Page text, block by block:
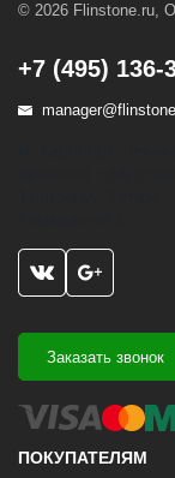
© 2026 Flinstone.ru,
+7 (495) 136-
Заказать звонок
ПОКУПАТЕЛЯМ